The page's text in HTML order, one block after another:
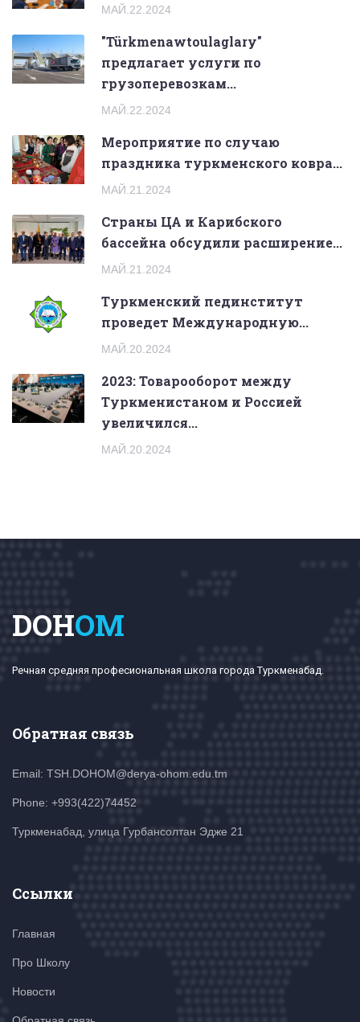
МАЙ.22.2024
"Türkmenawtoulaglary"
предлагает услуги по
грузоперевозкам...
МАЙ.22.2024
Мероприятие по случаю
праздника туркменского ковра...
МАЙ.21.2024
Страны ЦА и Карибского
бассейна обсудили расширение...
МАЙ.21.2024
Туркменский пединститут
проведет Международную...
МАЙ.20.2024
2023: Товарооборот между
Туркменистаном и Россией
увеличился...
МАЙ.20.2024
DOHOM
Речная средняя професиональная школа города Туркменабад.
Обратная связь
Email: TSH.DOHOM@derya-ohom.edu.tm
Phone: +993(422)74452
Туркменабад, улица Гурбансолтан Эдже 21
Ссылки
Главная
Про Школу
Новости